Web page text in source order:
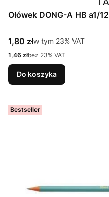
Ołówek DONG-A HB a1/12
Cena brutto
1,80 złw tym %s VAT
w tym 23% VAT
Cena netto
1,46 złbez 23% VAT
Do koszyka
Bestseller